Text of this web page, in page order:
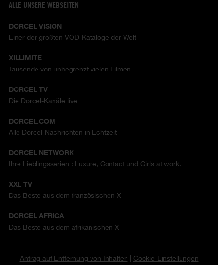
ALLE UNSERE WEBSEITEN
DORCEL VISION
Einer der größten VOD-Kataloge der Welt
XILLIMITE
Tausende von unbegrenzt vielen Filmen
DORCEL TV
Die Dorcel-Kanäle live
DORCEL.COM
Alle Dorcel-Nachrichten in Echtzeit
DORCEL NETWORK
Ihre Lieblingsserien : Luxure, Contact und Girls at work.
XXL TV
Das Beste aus dem französischen X
DORCEL AFRICA
Das Beste aus dem afrikanischen X
Antrag auf Entfernung von Inhalten Cookie-Einstellungen